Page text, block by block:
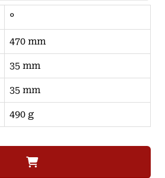
°
470 mm
35 mm
35 mm
490 g